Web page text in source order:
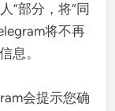
”部分，将“同
将不再
息。
会提示您确